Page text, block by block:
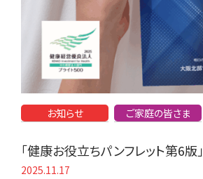
お知らせ ご家庭の皆さま
「健康お役立ちパンフレット第6版」
2025.11.17